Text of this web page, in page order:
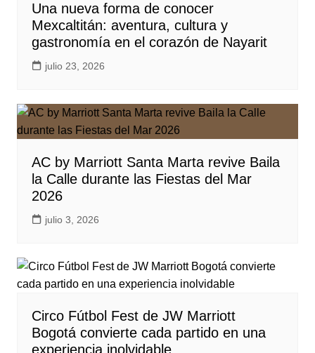
Una nueva forma de conocer
Mexcaltitán: aventura, cultura y
gastronomía en el corazón de Nayarit
julio 23, 2026
AC by Marriott Santa Marta revive Baila
la Calle durante las Fiestas del Mar
2026
julio 3, 2026
Circo Fútbol Fest de JW Marriott
Bogotá convierte cada partido en una
experiencia inolvidable